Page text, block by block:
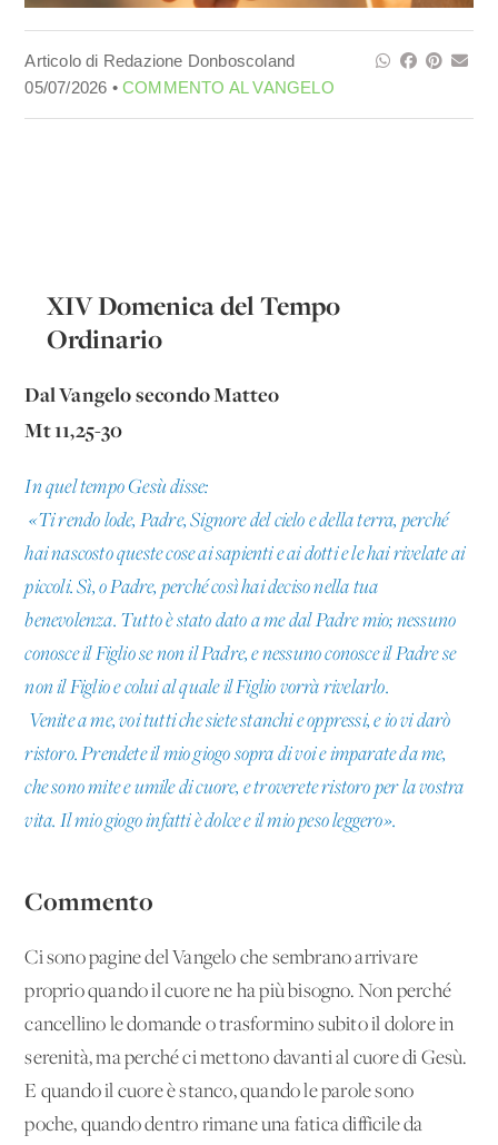
Articolo di Redazione Donboscoland
05/07/2026 •COMMENTO AL VANGELO
XIV Domenica del Tempo
Ordinario
Dal Vangelo secondo Matteo
Mt 11,25-30
In quel tempo Gesù disse:
«Ti rendo lode, Padre, Signore del cielo e della terra, perché
hai nascosto queste cose ai sapienti e ai dotti e le hai rivelate ai
piccoli. Sì, o Padre, perché così hai deciso nella tua
benevolenza. Tutto è stato dato a me dal Padre mio; nessuno
conosce il Figlio se non il Padre, e nessuno conosce il Padre se
non il Figlio e colui al quale il Figlio vorrà rivelarlo.
Venite a me, voi tutti che siete stanchi e oppressi, e io vi darò
ristoro. Prendete il mio giogo sopra di voi e imparate da me,
che sono mite e umile di cuore, e troverete ristoro per la vostra
vita. Il mio giogo infatti è dolce e il mio peso leggero».
Commento
Ci sono pagine del Vangelo che sembrano arrivare
proprio quando il cuore ne ha più bisogno. Non perché
cancellino le domande o trasformino subito il dolore in
serenità, ma perché ci mettono davanti al cuore di Gesù.
E quando il cuore è stanco, quando le parole sono
poche, quando dentro rimane una fatica difficile da